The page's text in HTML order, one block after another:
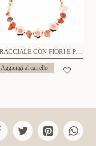
BRACCIALE CON FIORI E PIETRE - S15712-G
Aggiungi al carrello